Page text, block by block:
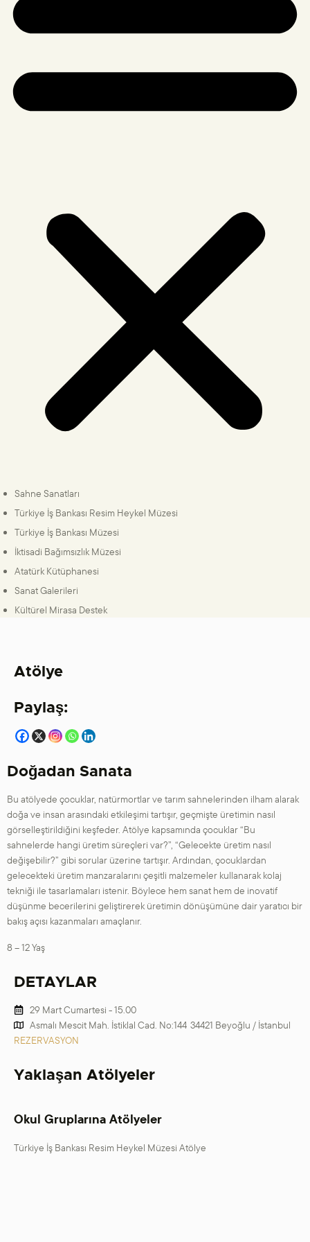
Sahne Sanatları
Türkiye İş Bankası Resim Heykel Müzesi
Türkiye İş Bankası Müzesi
İktisadi Bağımsızlık Müzesi
Atatürk Kütüphanesi
Sanat Galerileri
Kültürel Mirasa Destek
Atölye
Paylaş:
Doğadan Sanata
Bu atölyede çocuklar, natürmortlar ve tarım sahnelerinden ilham alarak
doğa ve insan arasındaki etkileşimi tartışır, geçmişte üretimin nasıl
görselleştirildiğini keşfeder. Atölye kapsamında çocuklar “Bu
sahnelerde hangi üretim süreçleri var?”, “Gelecekte üretim nasıl
değişebilir?” gibi sorular üzerine tartışır. Ardından, çocuklardan
gelecekteki üretim manzaralarını çeşitli malzemeler kullanarak kolaj
tekniği ile tasarlamaları istenir. Böylece hem sanat hem de inovatif
düşünme becerilerini geliştirerek üretimin dönüşümüne dair yaratıcı bir
bakış açısı kazanmaları amaçlanır.
8 – 12 Yaş
DETAYLAR
29 Mart Cumartesi - 15.00
Asmalı Mescit Mah. İstiklal Cad. No:144 34421 Beyoğlu / İstanbul
REZERVASYON
Yaklaşan Atölyeler
Okul Gruplarına Atölyeler
Türkiye İş Bankası Resim Heykel Müzesi Atölye